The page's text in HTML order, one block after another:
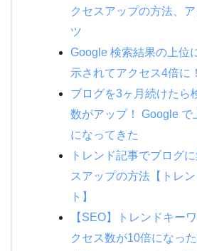
クセスアップの方法、
ツ
Google 検索結果の上位
示されてアクセス4倍に
ブログを3ヶ月続けたら
数がアップ！ Google で
になってきた
トレンド記事でブログ
スアップの方法【トレ
ト】
【SEO】トレンドキー
クセス数が10倍になっ